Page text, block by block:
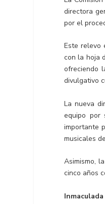
directora
por el
Este relevo
con la hoja
ofreciendo
divulgativo
La nueva
equipo por
importante
musicales
Asimismo,
cinco años
Inmaculada